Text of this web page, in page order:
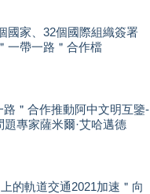
國家、32個國際組織簽署
一帶一路＂合作檔
路＂合作推動阿中文明互鑒-
題專家薩米爾·艾哈邁德
的軌道交通2021加速＂向